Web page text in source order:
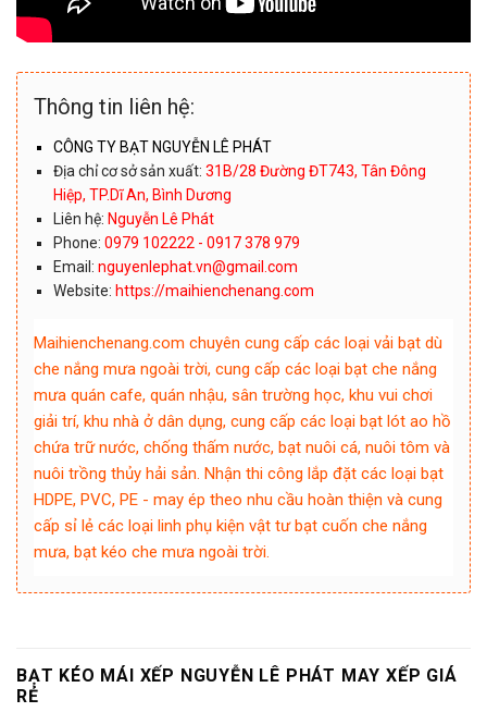
Thông tin liên hệ:
CÔNG TY BẠT NGUYỄN LÊ PHÁT
Địa chỉ cơ sở sản xuất: 31B/28 Đường ĐT743, Tân Đông
Hiệp, TP.Dĩ An, Bình Dương
Liên hệ: Nguyễn Lê Phát
Phone: 0979 102222 - 0917 378 979
Email:nguyenlephat.vn@gmail.com
Website: https://maihienchenang.com
Maihienchenang.com chuyên cung cấp các loại vải bạt dù
che nắng mưa ngoài trời, cung cấp các loại bạt che nắng
mưa quán cafe, quán nhậu, sân trường học, khu vui chơi
giải trí, khu nhà ở dân dụng, cung cấp các loại bạt lót ao hồ
chứa trữ nước, chống thấm nước, bạt nuôi cá, nuôi tôm và
nuôi trồng thủy hải sản. Nhận thi công lắp đặt các loại bạt
HDPE, PVC, PE - may ép theo nhu cầu hoàn thiện và cung
cấp sỉ lẻ các loại linh phụ kiện vật tư bạt cuốn che nắng
mưa, bạt kéo che mưa ngoài trời.
BẠT KÉO MÁI XẾP NGUYỄN LÊ PHÁT MAY XẾP GIÁ
RẺ